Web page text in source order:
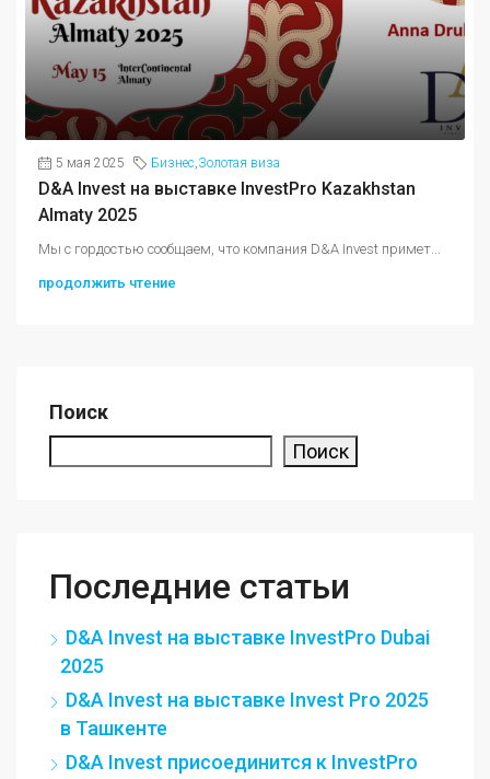
5 мая 2025 Бизнес Золотая виза
D&A Invest на выставке InvestPro Kazakhstan
Almaty 2025
Мы с гордостью сообщаем, что компания D&A Invest примет...
продолжить чтение
Поиск
Поиск
Последние статьи
D&A Invest на выставке InvestPro Dubai
2025
D&A Invest на выставке Invest Pro 2025
в Ташкенте
D&A Invest присоединится к InvestPro